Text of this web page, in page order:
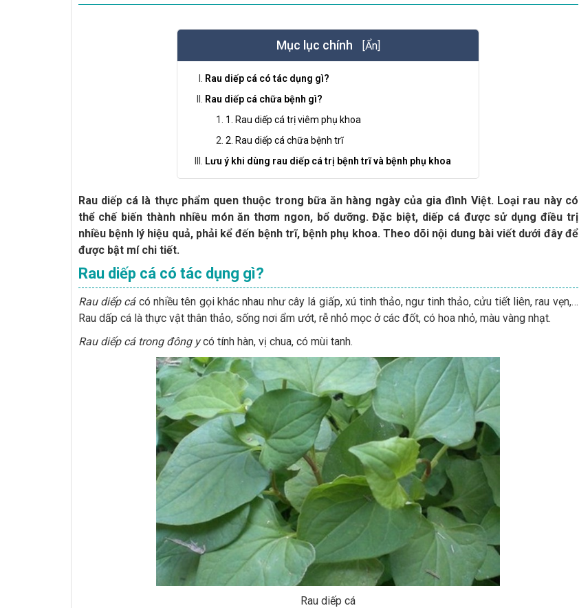
Mục lục chính [Ẩn]
Rau diếp cá có tác dụng gì?
Rau diếp cá chữa bệnh gì?
1. Rau diếp cá trị viêm phụ khoa
2. Rau diếp cá chữa bệnh trĩ
Lưu ý khi dùng rau diếp cá trị bệnh trĩ và bệnh phụ khoa
Rau diếp cá là thực phẩm quen thuộc trong bữa ăn hàng ngày của gia đình Việt. Loại rau này có
thể chế biến thành nhiều món ăn thơm ngon, bổ dưỡng. Đặc biệt, diếp cá được sử dụng điều trị
nhiều bệnh lý hiệu quả, phải kể đến bệnh trĩ, bệnh phụ khoa. Theo dõi nội dung bài viết dưới đây để
được bật mí chi tiết.
Rau diếp cá có tác dụng gì?
Rau diếp cácó nhiều tên gọi khác nhau như cây lá giấp, xú tinh thảo, ngư tinh thảo, cửu tiết liên, rau vẹn,…
Rau dấp cá là thực vật thân thảo, sống nơi ẩm ướt, rễ nhỏ mọc ở các đốt, có hoa nhỏ, màu vàng nhạt.
Rau diếp cá trong đông ycó tính hàn, vị chua, có mùi tanh.
Rau diếp cá